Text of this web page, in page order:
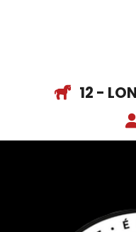
12 -